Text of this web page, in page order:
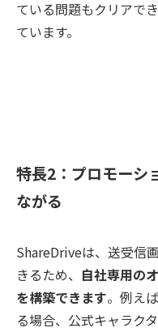
ている問題もクリアで
ています。
特長2：プロモーシ
ながる
ShareDriveは、送受信
きるため、 自社専用の
を構築できます。例え
る場合、公式キャラク